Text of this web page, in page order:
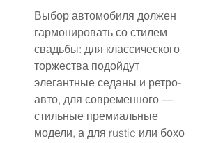
Выбор автомобиля должен
гармонировать со стилем
свадьбы: для классического
торжества подойдут
элегантные седаны и ретро-
авто, для современного —
стильные премиальные
модели, а для rustic или бохо